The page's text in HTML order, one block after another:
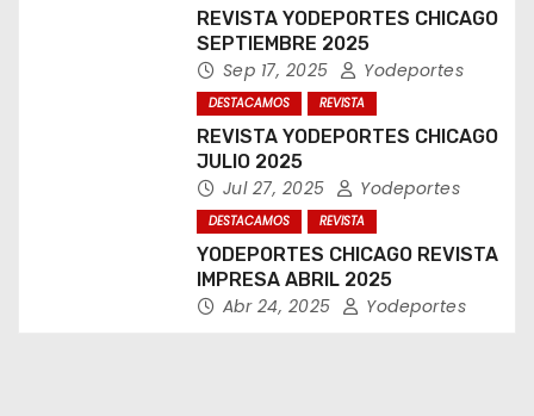
REVISTA YODEPORTES CHICAGO
SEPTIEMBRE 2025
Sep 17, 2025 Yodeportes
DESTACAMOS REVISTA
REVISTA YODEPORTES CHICAGO
JULIO 2025
Jul 27, 2025 Yodeportes
DESTACAMOS REVISTA
YODEPORTES CHICAGO REVISTA
IMPRESA ABRIL 2025
Abr 24, 2025 Yodeportes